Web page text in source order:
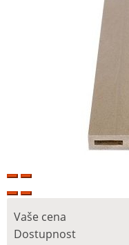
Vaše cena
Dostupnost